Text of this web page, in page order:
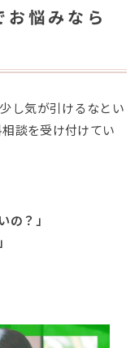
お悩みなら
し気が引けるなとい
談を受け付けてい
の？」